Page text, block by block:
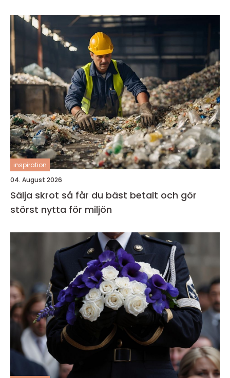
inspiration
04. August 2026
Sälja skrot så får du bäst betalt och gör
störst nytta för miljön